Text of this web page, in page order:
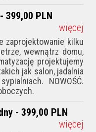
399,00 PLN
więcej
zaprojektowanie kilku
wewnątrz domu,
projektujemy
jak salon, jadalnia
NOWOŚĆ.
- 399,00 PLN
więcej